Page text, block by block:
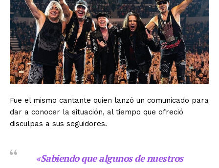
Fue el mismo cantante quien lanzó un comunicado para
dar a conocer la situación, al tiempo que ofreció
disculpas a sus seguidores.
«Sabiendo que algunos de nuestros